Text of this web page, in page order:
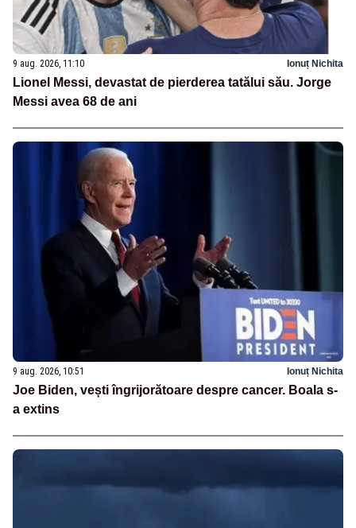
9 aug. 2026, 11:10 Ionuț Nichita
Lionel Messi, devastat de pierderea tatălui său. Jorge
Messi avea 68 de ani
9 aug. 2026, 10:51 Ionuț Nichita
Joe Biden, vești îngrijorătoare despre cancer. Boala s-
a extins